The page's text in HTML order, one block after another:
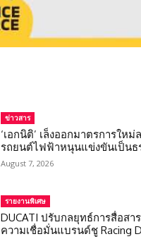
ข่าวสาร
‘เอกนิติ’ เล็งออกมาตรการให
รถยนต์ไฟฟ้าหนุนแข่งขันเป็นธ
August 7, 2026
รายงานพิเศษ
DUCATI ปรับกลยุทธ์การสื่อสา
ความเชื่อมั่นแบรนด์ชู Racing